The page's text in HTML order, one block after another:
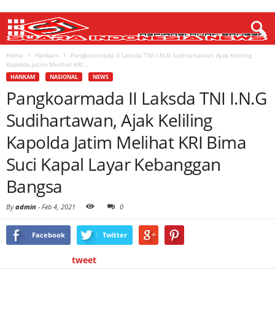
Home Hankam
Pangkoarmada II Laksda TNI I.N.G Sudihartawan, Ajak Keliling
Kapolda Jatim Melihat KRI...
HANKAM NASIONAL NEWS
Pangkoarmada II Laksda TNI I.N.G
Sudihartawan, Ajak Keliling
Kapolda Jatim Melihat KRI Bima
Suci Kapal Layar Kebanggan
Bangsa
Byadmin - Feb 4, 2021 0
Facebook Twitter
tweet